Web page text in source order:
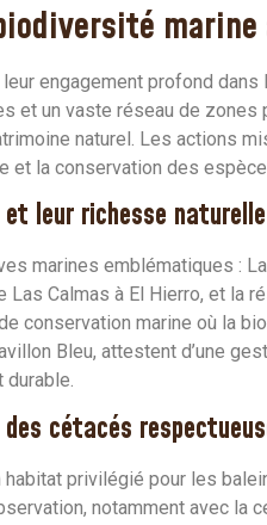
marine
engagement profond
et un vaste réseau de zones
naturel. Les actions
et la conservation des
leur richesse naturelle
marines emblématiques :
Las Calmas à El Hierro, et la
conservation marine où la
Bleu, attestent d’une
durable.
cétacés
privilégié pour les
notamment avec la